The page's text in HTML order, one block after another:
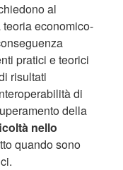
al
economico-
pratici e teorici
risultati
di
della
nello
quando sono